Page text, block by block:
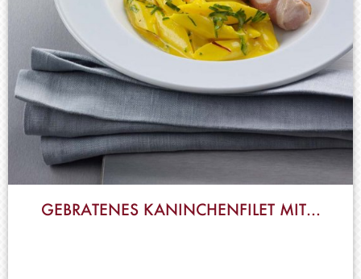
GEBRATENES KANINCHENFILET MIT…